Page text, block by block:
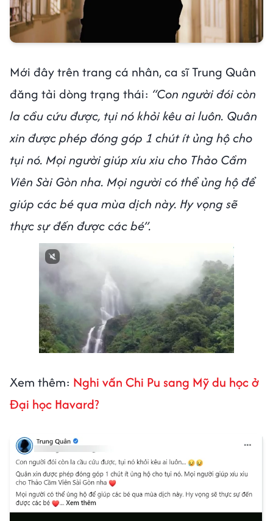
Mới đây trên trang cá nhân, ca sĩ Trung Quân
đăng tải dòng trạng thái: “Con người đói còn
la cầu cứu được, tụi nó khỏi kêu ai luôn. Quân
xin được phép đóng góp 1 chút ít ủng hộ cho
tụi nó. Mọi người giúp xíu xiu cho Thảo Cầm
Viên Sài Gòn nha. Mọi người có thể ủng hộ để
giúp các bé qua mùa dịch này. Hy vọng sẽ
thực sự đến được các bé”.
Xem thêm: Nghi vấn Chi Pu sang Mỹ du học ở
Đại học Havard?